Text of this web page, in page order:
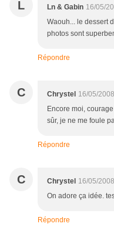
L Ln & Gabin 16/05/
Waouh... le dessert
photos sont
Répondre
C Chrystel 16/05/
Encore moi,
sûr, je ne me foule
Répondre
C Chrystel 16/05/
On adore ça idée.
Répondre